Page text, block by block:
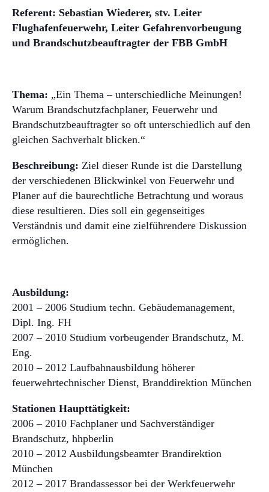
Referent: Sebastian Wiederer, stv. Leiter
Flughafenfeuerwehr, Leiter Gefahrenvorbeugung
und Brandschutzbeauftragter der FBB GmbH
Thema: „Ein Thema – unterschiedliche Meinungen!
Warum Brandschutzfachplaner, Feuerwehr und
Brandschutzbeauftragter so oft unterschiedlich auf den
gleichen Sachverhalt blicken.“
Beschreibung: Ziel dieser Runde ist die Darstellung
der verschiedenen Blickwinkel von Feuerwehr und
Planer auf die baurechtliche Betrachtung und woraus
diese resultieren. Dies soll ein gegenseitiges
Verständnis und damit eine zielführendere Diskussion
ermöglichen.
Ausbildung:
2001 – 2006 Studium techn. Gebäudemanagement,
Dipl. Ing. FH
2007 – 2010 Studium vorbeugender Brandschutz, M.
Eng.
2010 – 2012 Laufbahnausbildung höherer
feuerwehrtechnischer Dienst, Branddirektion München
Stationen Haupttätigkeit:
2006 – 2010 Fachplaner und Sachverständiger
Brandschutz, hhpberlin
2010 – 2012 Ausbildungsbeamter Brandirektion
München
2012 – 2017 Brandassessor bei der Werkfeuerwehr